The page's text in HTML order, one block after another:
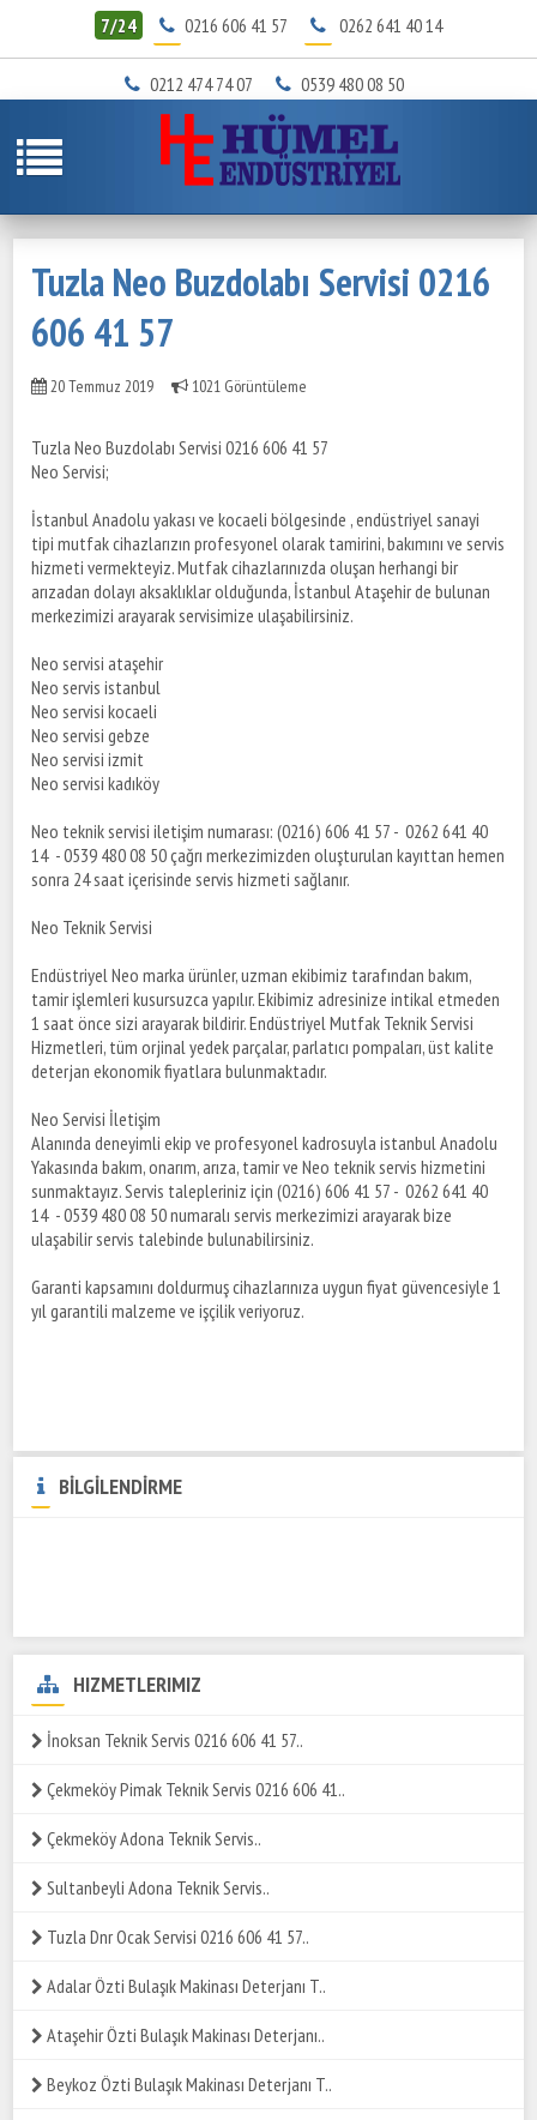
7/24 0216 606 41 57 0262 641 40 14
0212 474 74 07 0539 480 08 50
Tuzla Neo Buzdolabı Servisi 0216
606 41 57
20 Temmuz 2019 1021 Görüntüleme
Tuzla Neo Buzdolabı Servisi 0216 606 41 57
Neo Servisi;
İstanbul Anadolu yakası ve kocaeli bölgesinde , endüstriyel sanayi
tipi mutfak cihazlarızın profesyonel olarak tamirini, bakımını ve servis
hizmeti vermekteyiz. Mutfak cihazlarınızda oluşan herhangi bir
arızadan dolayı aksaklıklar olduğunda, İstanbul Ataşehir de bulunan
merkezimizi arayarak servisimize ulaşabilirsiniz.
Neo servisi ataşehir
Neo servis istanbul
Neo servisi kocaeli
Neo servisi gebze
Neo servisi izmit
Neo servisi kadıköy
Neo teknik servisi iletişim numarası: (0216) 606 41 57 - 0262 641 40
14 - 0539 480 08 50 çağrı merkezimizden oluşturulan kayıttan hemen
sonra 24 saat içerisinde servis hizmeti sağlanır.
Neo Teknik Servisi
Endüstriyel Neo marka ürünler, uzman ekibimiz tarafından bakım,
tamir işlemleri kusursuzca yapılır. Ekibimiz adresinize intikal etmeden
1 saat önce sizi arayarak bildirir. Endüstriyel Mutfak Teknik Servisi
Hizmetleri, tüm orjinal yedek parçalar, parlatıcı pompaları, üst kalite
deterjan ekonomik fiyatlara bulunmaktadır.
Neo Servisi İletişim
Alanında deneyimli ekip ve profesyonel kadrosuyla istanbul Anadolu
Yakasında bakım, onarım, arıza, tamir ve Neo teknik servis hizmetini
sunmaktayız. Servis talepleriniz için (0216) 606 41 57 - 0262 641 40
14 - 0539 480 08 50 numaralı servis merkezimizi arayarak bize
ulaşabilir servis talebinde bulunabilirsiniz.
Garanti kapsamını doldurmuş cihazlarınıza uygun fiyat güvencesiyle 1
yıl garantili malzeme ve işçilik veriyoruz.
BİLGİLENDİRME
HIZMETLERIMIZ
İnoksan Teknik Servis 0216 606 41 57..
Çekmeköy Pimak Teknik Servis 0216 606 41..
Çekmeköy Adona Teknik Servis..
Sultanbeyli Adona Teknik Servis..
Tuzla Dnr Ocak Servisi 0216 606 41 57..
Adalar Özti Bulaşık Makinası Deterjanı T..
Ataşehir Özti Bulaşık Makinası Deterjanı..
Beykoz Özti Bulaşık Makinası Deterjanı T..